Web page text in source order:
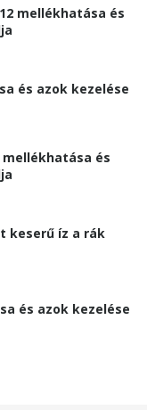
mellékhatása és
és azok kezelése
és
keserű íz a rák
és azok kezelése